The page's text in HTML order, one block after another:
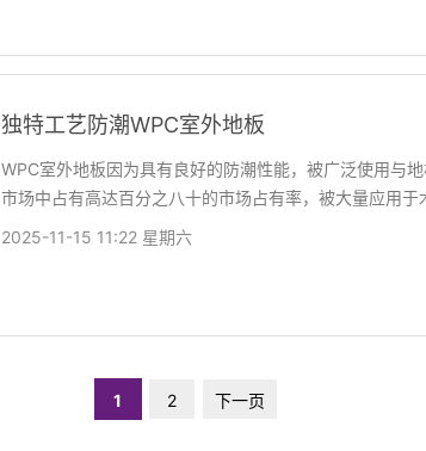
独特工艺防潮WPC室外地板
WPC室外地板因为具有良好的防潮性能，被广泛使用与
市场中占有高达百分之八十的市场占有率，被大量应用于
2025-11-15 11:22 星期六
1 2 下一页